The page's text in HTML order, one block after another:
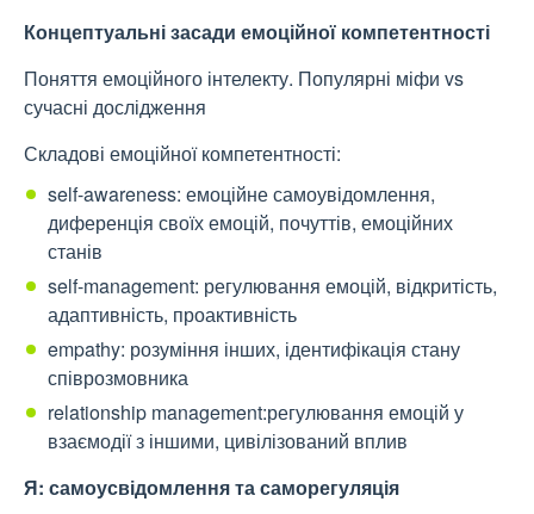
Концептуальні засади емоційної компетентності
Поняття емоційного інтелекту. Популярні міфи vs
сучасні дослідження
Складові емоційної компетентності:
self-awareness: емоційне самоувідомлення,
диференція своїх емоцій, почуттів, емоційних
станів
self-management: регулювання емоцій, відкритість,
адаптивність, проактивність
empathy: розуміння інших, ідентифікація стану
співрозмовника
relationship management:регулювання емоцій у
взаємодії з іншими, цивілізований вплив
Я: самоусвідомлення та саморегуляція